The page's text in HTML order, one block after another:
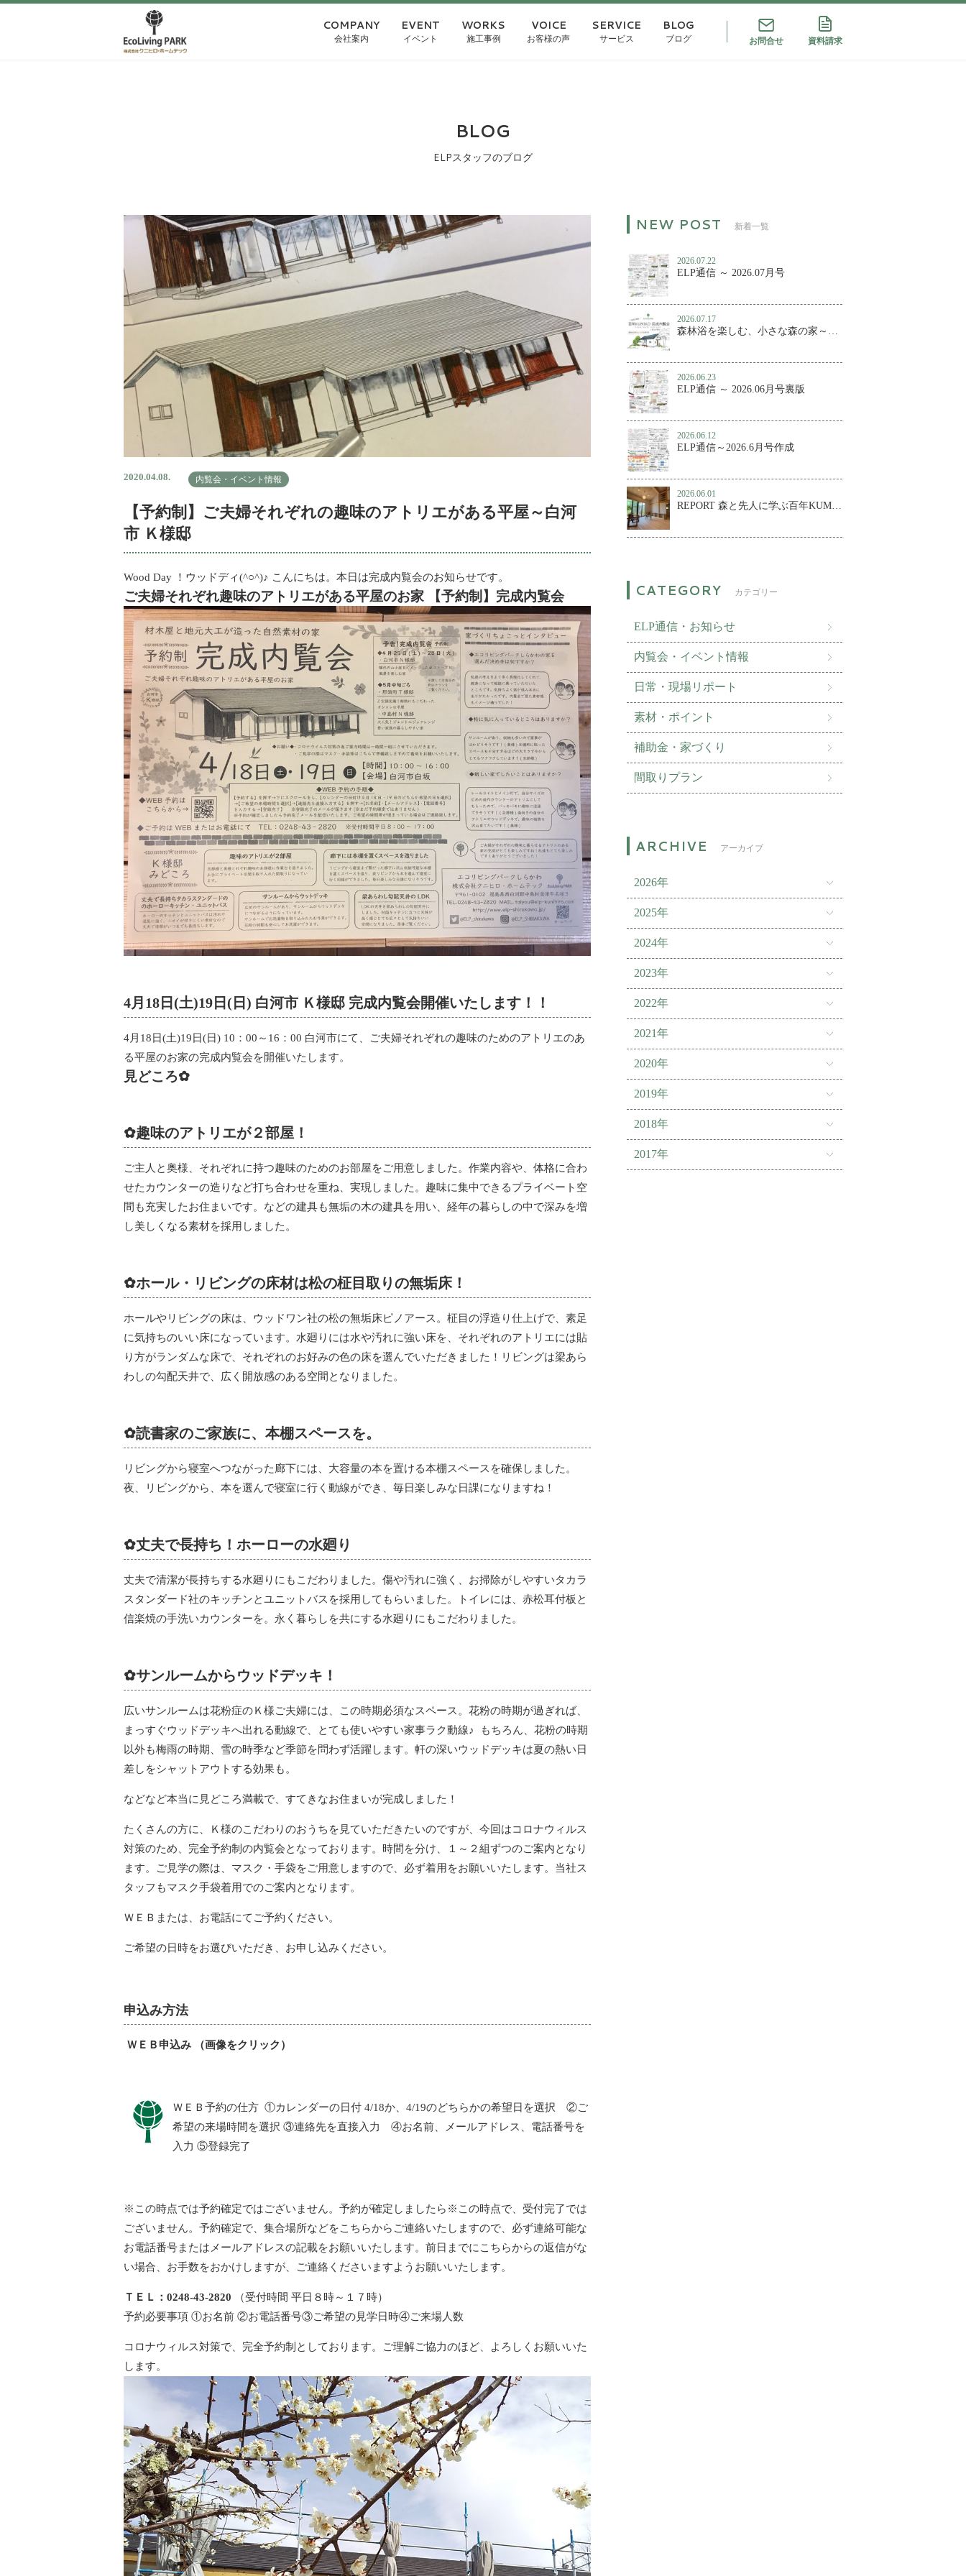
COMPANY
会社案内
EVENT
イベント
WORKS
施工事例
VOICE
お客様の声
SERVICE
サービス
BLOG
ブログ お問合せ 資料請求
BLOG
ELPスタッフのブログ
2020.04.08. 内覧会・イベント情報
【予約制】ご夫婦それぞれの趣味のアトリエがある平屋～白河
市 Ｋ様邸
Wood Day ！ウッドディ(^○^)♪ こんにちは。本日は完成内覧会のお知らせです。
ご夫婦それぞれ趣味のアトリエがある平屋のお家 【予約制】完成内覧会
4月18日(土)19日(日) 白河市 Ｋ様邸 完成内覧会開催いたします！！
4月18日(土)19日(日) 10：00～16：00 白河市にて、ご夫婦それぞれの趣味のためのアトリエのあ
る平屋のお家の完成内覧会を開催いたします。
見どころ✿
✿趣味のアトリエが２部屋！
ご主人と奥様、それぞれに持つ趣味のためのお部屋をご用意しました。作業内容や、体格に合わ
せたカウンターの造りなど打ち合わせを重ね、実現しました。趣味に集中できるプライベート空
間も充実したお住まいです。などの建具も無垢の木の建具を用い、経年の暮らしの中で深みを増
し美しくなる素材を採用しました。
✿ホール・リビングの床材は松の柾目取りの無垢床！
ホールやリビングの床は、ウッドワン社の松の無垢床ピノアース。柾目の浮造り仕上げで、素足
に気持ちのいい床になっています。水廻りには水や汚れに強い床を、それぞれのアトリエには貼
り方がランダムな床で、それぞれのお好みの色の床を選んでいただきました！リビングは梁あら
わしの勾配天井で、広く開放感のある空間となりました。
✿読書家のご家族に、本棚スペースを。
リビングから寝室へつながった廊下には、大容量の本を置ける本棚スペースを確保しました。
夜、リビングから、本を選んで寝室に行く動線ができ、毎日楽しみな日課になりますね！
✿丈夫で長持ち！ホーローの水廻り
丈夫で清潔が長持ちする水廻りにもこだわりました。傷や汚れに強く、お掃除がしやすいタカラ
スタンダード社のキッチンとユニットバスを採用してもらいました。トイレには、赤松耳付板と
信楽焼の手洗いカウンターを。永く暮らしを共にする水廻りにもこだわりました。
✿サンルームからウッドデッキ！
広いサンルームは花粉症のＫ様ご夫婦には、この時期必須なスペース。花粉の時期が過ぎれば、
まっすぐウッドデッキへ出れる動線で、とても使いやすい家事ラク動線♪ もちろん、花粉の時期
以外も梅雨の時期、雪の時季など季節を問わず活躍します。軒の深いウッドデッキは夏の熱い日
差しをシャットアウトする効果も。
などなど本当に見どころ満載で、すてきなお住まいが完成しました！
たくさんの方に、Ｋ様のこだわりのおうちを見ていただきたいのですが、今回はコロナウィルス
対策のため、完全予約制の内覧会となっております。時間を分け、１～２組ずつのご案内となり
ます。ご見学の際は、マスク・手袋をご用意しますので、必ず着用をお願いいたします。当社ス
タッフもマスク手袋着用でのご案内となります。
ＷＥＢまたは、お電話にてご予約ください。
ご希望の日時をお選びいただき、お申し込みください。
申込み方法
ＷＥＢ申込み （画像をクリック）
ＷＥＢ予約の仕方 ①カレンダーの日付 4/18か、4/19のどちらかの希望日を選択 ②ご
希望の来場時間を選択 ③連絡先を直接入力 ④お名前、メールアドレス、電話番号を
入力 ⑤登録完了
※この時点では予約確定ではございません。予約が確定しましたら※この時点で、受付完了では
ございません。予約確定で、集合場所などをこちらからご連絡いたしますので、必ず連絡可能な
お電話番号またはメールアドレスの記載をお願いいたします。前日までにこちらからの返信がな
い場合、お手数をおかけしますが、ご連絡くださいますようお願いいたします。
ＴＥＬ：0248-43-2820 （受付時間 平日８時～１７時）
予約必要事項 ①お名前 ②お電話番号③ご希望の見学日時④ご来場人数
コロナウィルス対策で、完全予約制としております。ご理解ご協力のほど、よろしくお願いいた
します。
新着一覧
2026.07.22
ELP通信 ～ 2026.07月号
2026.07.17
森林浴を楽しむ、小さな森の家～百年KUMIKO 完成内覧会
2026.06.23
ELP通信 ～ 2026.06月号裏版
2026.06.12
ELP通信～2026.6月号作成
2026.06.01
REPORT 森と先人に学ぶ百年KUMIKO④ ～森林浴を楽しむ、小さな森の家
カテゴリー
ELP通信・お知らせ
内覧会・イベント情報
日常・現場リポート
素材・ポイント
補助金・家づくり
間取りプラン
アーカイブ
2026年
2025年
2024年
2023年
2022年
2021年
2020年
2019年
2018年
2017年